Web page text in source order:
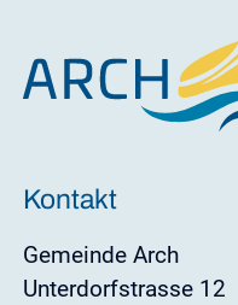
Kontakt
Gemeinde Arch
Unterdorfstrasse 12